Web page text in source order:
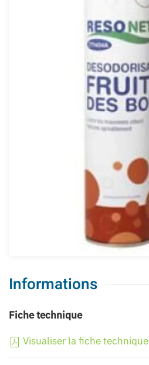
Informations
Fiche technique
Visualiser la fiche technique